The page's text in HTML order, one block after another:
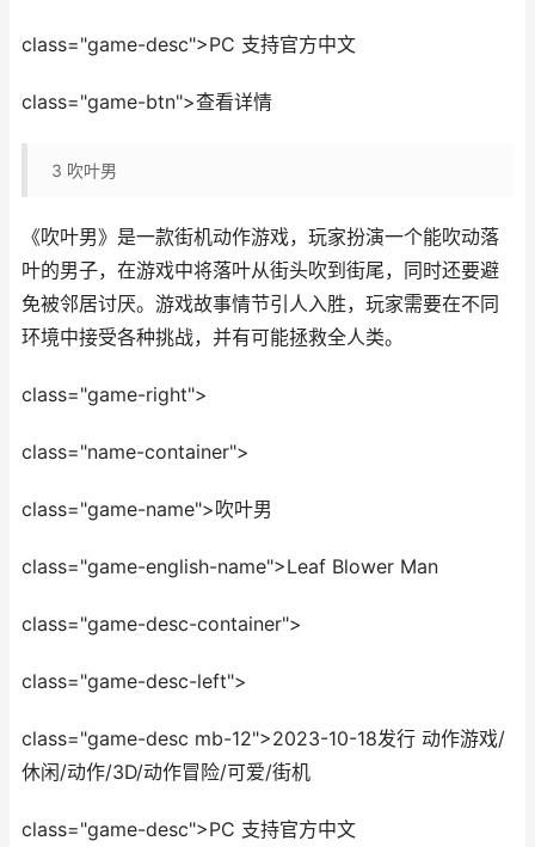
class="game-desc">PC 支持官方中文
class="game-btn">查看详情
3 吹叶男
《吹叶男》是一款街机动作游戏，玩家扮演一个能吹动落
叶的男子，在游戏中将落叶从街头吹到街尾，同时还要避
免被邻居讨厌。游戏故事情节引人入胜，玩家需要在不同
环境中接受各种挑战，并有可能拯救全人类。
class="game-right">
class="name-container">
class="game-name">吹叶男
class="game-english-name">Leaf Blower Man
class="game-desc-container">
class="game-desc-left">
class="game-desc mb-12">2023-10-18发行 动作游戏/
休闲/动作/3D/动作冒险/可爱/街机
class="game-desc">PC 支持官方中文